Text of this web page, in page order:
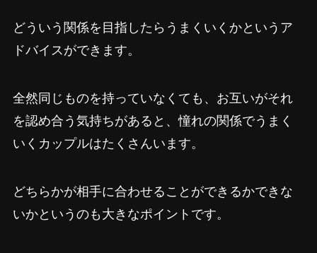
どういう関係を目指したらうまくいくかというア
ドバイスができます。
全然同じものを持っていなくても、お互いがそれ
を認め合う気持ちがあると、憧れの関係でうまく
いくカップルはたくさんいます。
どちらかが相手に合わせることができるかできな
いかというのも大きなポイントです。